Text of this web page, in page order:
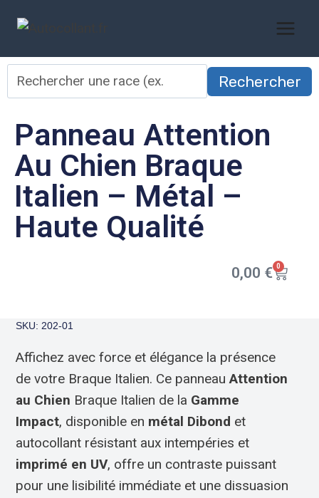
Rechercher
Panneau Attention
Au Chien Braque
Italien – Métal –
Haute Qualité
0,00 € 0
SKU: 202-01
Affichez avec force et élégance la présence
de votre Braque Italien. Ce panneauAttention
au Chien Braque Italien de la Gamme
Impact, disponible en métal Dibond et
autocollant résistant aux intempéries et
imprimé en UV, offre un contraste puissant
pour une lisibilité immédiate et une dissuasion